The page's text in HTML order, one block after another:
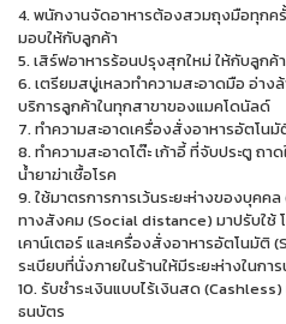
4. พนักงานจัดอาหารต้องสวมถุงมือทุกค
มอบให้กับลูกค้า
5. เสิร์ฟอาหารร้อนปรุงสุกใหม่ ให้กับลูกค้า
6. เตรียมสบู่เหลวทำความสะอาดมือ อ่าง
บริการลูกค้าในทุกสาขาของแมคโดนัลด์
7. ทำความสะอาดเครื่องสั่งอาหารอัตโน
8. ทำความสะอาดโต๊ะ เก้าอี้ ที่จับประตู ถ
น้ำยาฆ่าเชื้อโรค
9. ใช้มาตรการการเว้นระยะห่างของบุคค
ทางสังคม (Social distance) มาปรับใ
เคาน์เตอร์ และเครื่องสั่งอาหารอัตโนมั
ระเบียบที่นั่งภายในร้านให้มีระยะห่างในกา
10. รับชำระเงินแบบไร้เงินสด
ธนบัตร